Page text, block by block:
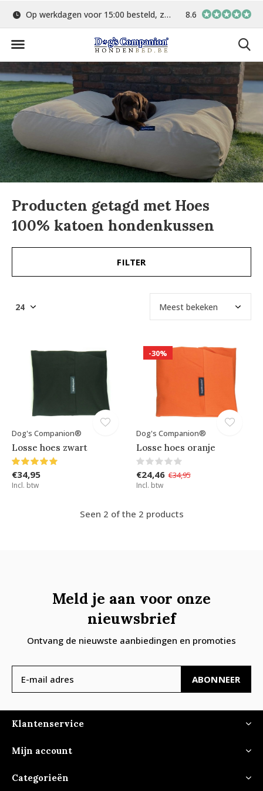
Op werkdagen voor 15:00 besteld, zelfde dag verstuurd Gratis verzending
8.6
Producten getagd met Hoes
100% katoen hondenkussen
FILTER
Dog's Companion®
Losse hoes zwart
€34,95
Incl. btw
-30%
Dog's Companion®
Losse hoes oranje
€24,46 €34,95
Incl. btw
Seen 2 of the 2 products
Meld je aan voor onze
nieuwsbrief
Ontvang de nieuwste aanbiedingen en promoties
ABONNEER
Klantenservice
Mijn account
Categorieën